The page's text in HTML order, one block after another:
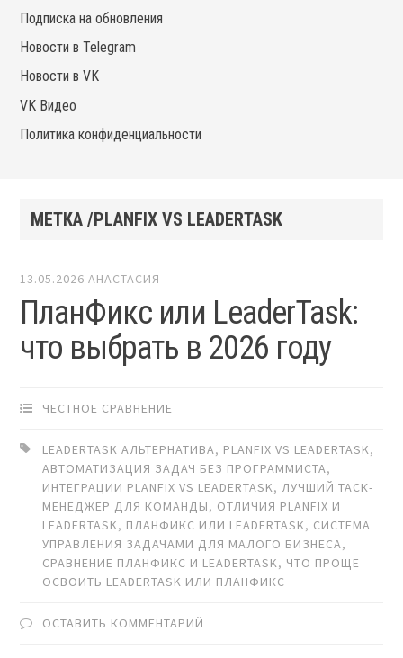
Подписка на обновления
Новости в Telegram
Новости в VK
VK Видео
Политика конфиденциальности
МЕТКА /PLANFIX VS LEADERTASK
13.05.2026 АНАСТАСИЯ
ПланФикс или LeaderTask:
что выбрать в 2026 году
ЧЕСТНОЕ СРАВНЕНИЕ
LEADERTASK АЛЬТЕРНАТИВА, PLANFIX VS LEADERTASK,
АВТОМАТИЗАЦИЯ ЗАДАЧ БЕЗ ПРОГРАММИСТА,
ИНТЕГРАЦИИ PLANFIX VS LEADERTASK, ЛУЧШИЙ ТАСК-
МЕНЕДЖЕР ДЛЯ КОМАНДЫ, ОТЛИЧИЯ PLANFIX И
LEADERTASK, ПЛАНФИКС ИЛИ LEADERTASK, СИСТЕМА
УПРАВЛЕНИЯ ЗАДАЧАМИ ДЛЯ МАЛОГО БИЗНЕСА,
СРАВНЕНИЕ ПЛАНФИКС И LEADERTASK, ЧТО ПРОЩЕ
ОСВОИТЬ LEADERTASK ИЛИ ПЛАНФИКС
ОСТАВИТЬ КОММЕНТАРИЙ